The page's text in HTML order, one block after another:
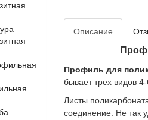
Описание
Профиль для
бывает трех видов
Листы
соединение. Не так